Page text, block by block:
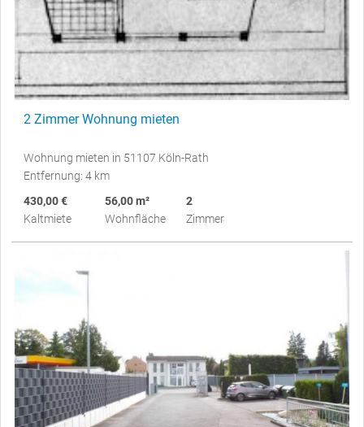
2 Zimmer Wohnung mieten
Wohnung mieten in 51107 Köln-Rath
Entfernung: 4 km
430,00 €
Kaltmiete
56,00 m²
Wohnfläche
2
Zimmer